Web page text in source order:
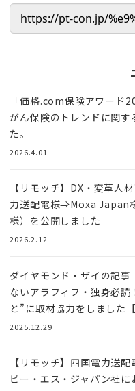
「価格.com保険アワード
がん保険のトレンドに関
た。
2026.4.01
【リモッチ】DX・変革人
力送配電様⇒Moxa Japan
様）を公開しました
2026.2.12
ダイヤモンド・ザイの記
ないアラフィフ・独身必
と”に取材協力をしました【
2025.12.29
【リモッチ】四国電⼒送
ビー・エス・ジャパン社